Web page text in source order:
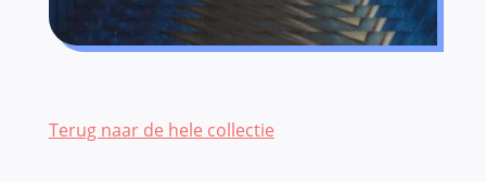
Terug naar de hele collectie